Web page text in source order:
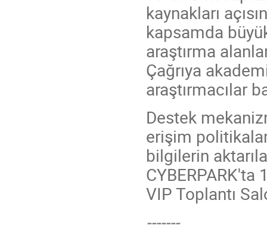
kaynakları
kapsamda
araştırma
Çağrıya
araştırmacılar
Destek
erişim
bilgilerin
VIP Toplantı
-------